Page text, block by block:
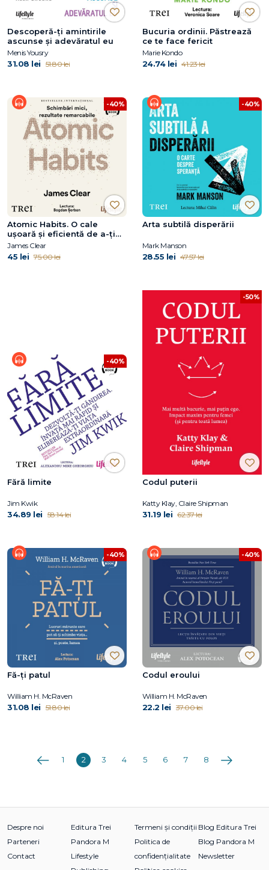
Descoperă-ţi amintirile
ascunse şi adevăratul eu
Menis Yousry
31.08 lei 51.80 lei
Bucuria ordinii. Păstrează
ce te face fericit
Marie Kondo
24.74 lei 41.23 lei
-40%
Atomic Habits. O cale
ușoară și eficientă de a-ți
forma obiceiuri bune și a
scăpa de cele proaste
James Clear
45 lei 75.00 lei
-40%
Arta subtilă disperării
Mark Manson
28.55 lei 47.57 lei
-40%
Fără limite
Jim Kwik
34.89 lei 58.14 lei
-50%
Codul puterii
Katty Klay, Claire Shipman
31.19 lei 62.37 lei
-40%
Fă-ți patul
William H. McRaven
31.08 lei 51.80 lei
-40%
Codul eroului
William H. McRaven
22.2 lei 37.00 lei
Anterioara
1 2 3 4 5 6 7 8 Următoarea
Despre noi
Parteneri
Contact
Editura Trei
Pandora M
Lifestyle
Termeni și condiții
Politica de
confidențialitate
Blog Editura Trei
Blog Pandora M
Newsletter